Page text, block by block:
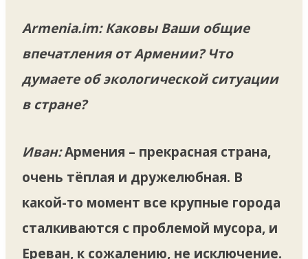
Armenia.im: Каковы Ваши общие
впечатления от Армении? Что
думаете об экологической ситуации
в стране?
Иван:Армения – прекрасная страна,
очень тёплая и дружелюбная. В
какой-то момент все крупные города
сталкиваются с проблемой мусора, и
Ереван, к сожалению, не исключение.